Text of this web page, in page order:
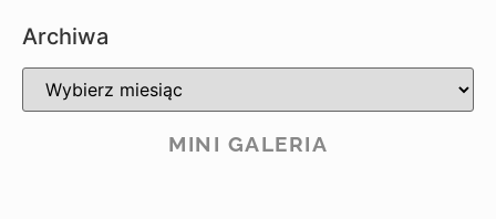
Archiwa
MINI GALERIA